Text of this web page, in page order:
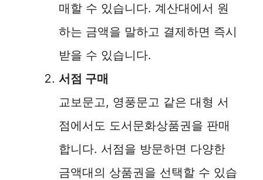
매할 수 있습니다. 계산대에서 원
하는 금액을 말하고 결제하면 즉시
받을 수 있습니다.
서점 구매
교보문고, 영풍문고 같은 대형 서
점에서도 도서문화상품권을 판매
합니다. 서점을 방문하면 다양한
금액대의 상품권을 선택할 수 있습